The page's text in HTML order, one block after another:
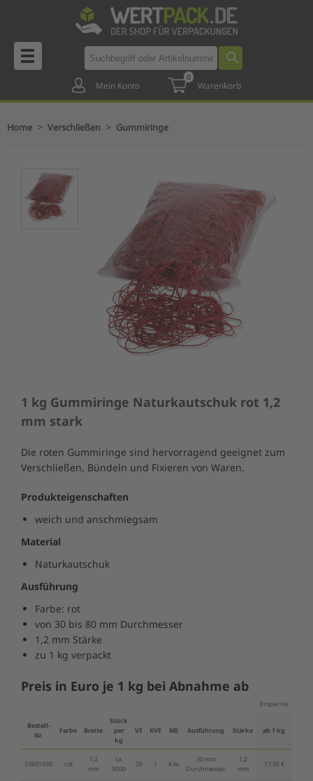
Mein Konto
0
Warenkorb
Home > Verschließen > Gummiringe
1 kg Gummiringe Naturkautschuk rot 1,2
mm stark
Die roten Gummiringe sind hervorragend geeignet zum
Verschließen, Bündeln und Fixieren von Waren.
Produkteigenschaften
weich und anschmiegsam
Material
Naturkautschuk
Ausführung
Farbe: rot
von 30 bis 80 mm Durchmesser
1,2 mm Stärke
zu 1 kg verpackt
Preis in Euro je 1 kg bei Abnahme ab
Ersparnis
Bestell-
Nr.
Farbe Breite
Stück
per
kg
VE KVE ME Ausführung Stärke ab 1 kg
53601030 rot
1,2
mm
ca.
5000
20 1 Kilo
30 mm
Durchmesser
1,2
mm
17,95 €